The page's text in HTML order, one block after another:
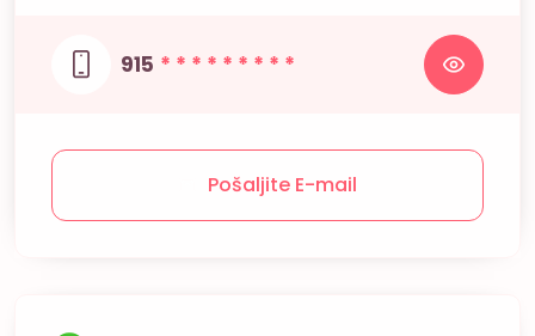
915 * * * * * * * * *
Pošaljite E-mail